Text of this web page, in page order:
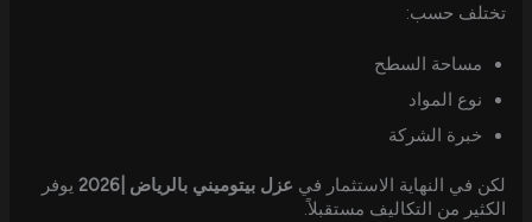
تختلف حسب:
مساحة السطح
نوع المواد
خبرة الشركة
لكن في النهاية الاستثمار في عزل بيتوميني بالرياض |2026
يوفر
الكثير من التكاليف مستقبلاً.